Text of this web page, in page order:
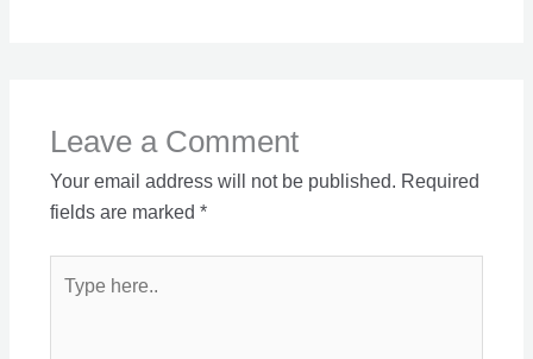
Leave a Comment
Your email address will not be published. Required
fields are marked *
here..